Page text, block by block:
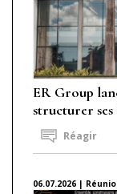
ER Group
structurer
Réagir
06.07.2026 |